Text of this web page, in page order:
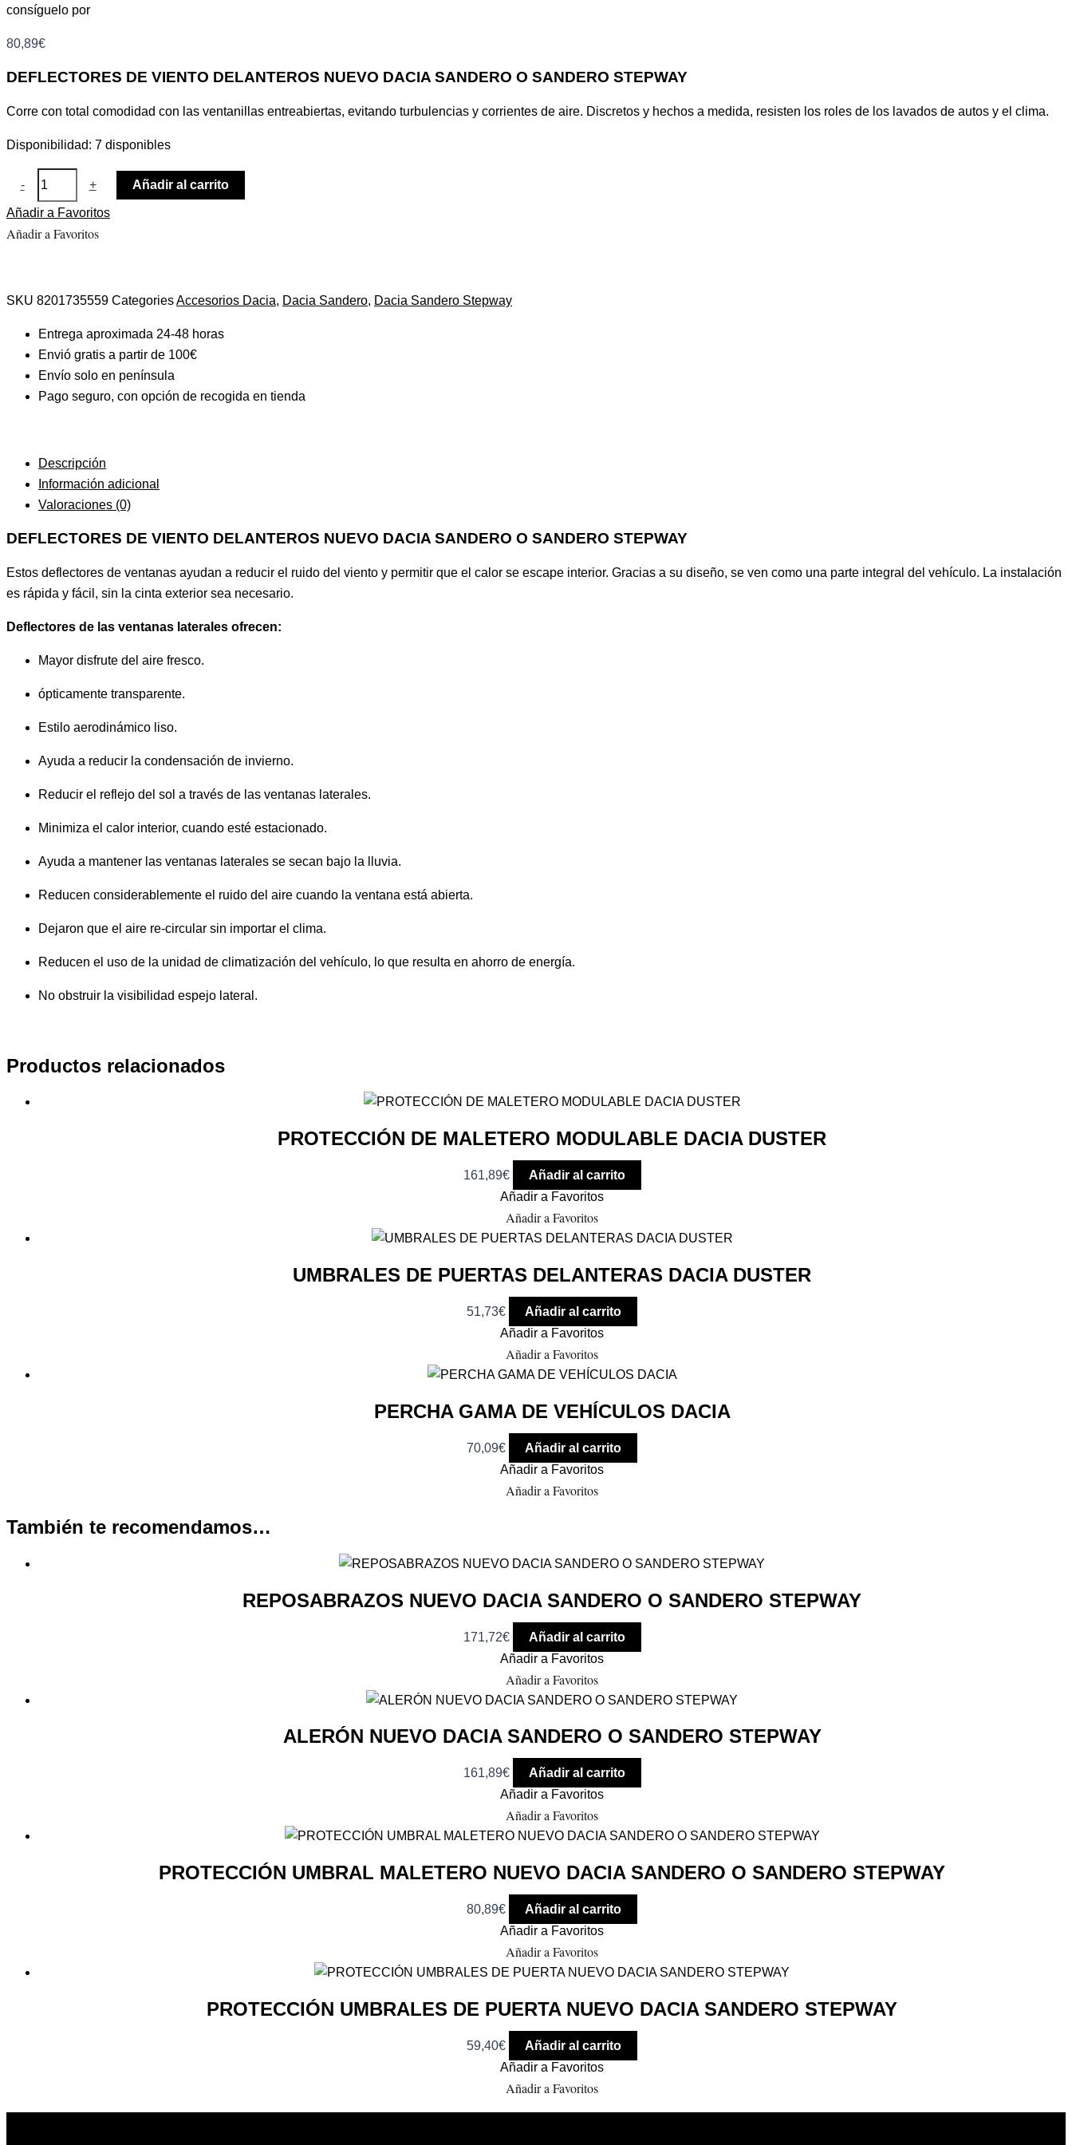
consíguelo por
80,89€
DEFLECTORES DE VIENTO DELANTEROS NUEVO DACIA SANDERO O SANDERO STEPWAY
Corre con total comodidad con las ventanillas entreabiertas, evitando turbulencias y corrientes de aire. Discretos y hechos a medida, resisten los roles de los lavados de autos y el clima.
Disponibilidad: 7 disponibles
- + Añadir al carrito
Añadir a Favoritos
Añadir a Favoritos
SKU 8201735559 CategoriesAccesorios Dacia, Dacia Sandero, Dacia Sandero Stepway
Entrega aproximada 24-48 horas
Envió gratis a partir de 100€
Envío solo en península
Pago seguro, con opción de recogida en tienda
Descripción
Información adicional
Valoraciones (0)
DEFLECTORES DE VIENTO DELANTEROS NUEVO DACIA SANDERO O SANDERO STEPWAY
Estos deflectores de ventanas ayudan a reducir el ruido del viento y permitir que el calor se escape interior. Gracias a su diseño, se ven como una parte integral del vehículo. La instalación
es rápida y fácil, sin la cinta exterior sea necesario.
Deflectores de las ventanas laterales ofrecen:
Mayor disfrute del aire fresco.
ópticamente transparente.
Estilo aerodinámico liso.
Ayuda a reducir la condensación de invierno.
Reducir el reflejo del sol a través de las ventanas laterales.
Minimiza el calor interior, cuando esté estacionado.
Ayuda a mantener las ventanas laterales se secan bajo la lluvia.
Reducen considerablemente el ruido del aire cuando la ventana está abierta.
Dejaron que el aire re-circular sin importar el clima.
Reducen el uso de la unidad de climatización del vehículo, lo que resulta en ahorro de energía.
No obstruir la visibilidad espejo lateral.
Productos relacionados
PROTECCIÓN DE MALETERO MODULABLE DACIA DUSTER
161,89€
Añadir al carrito
Añadir a Favoritos
Añadir a Favoritos
UMBRALES DE PUERTAS DELANTERAS DACIA DUSTER
51,73€
Añadir al carrito
Añadir a Favoritos
Añadir a Favoritos
PERCHA GAMA DE VEHÍCULOS DACIA
70,09€
Añadir al carrito
Añadir a Favoritos
Añadir a Favoritos
También te recomendamos…
REPOSABRAZOS NUEVO DACIA SANDERO O SANDERO STEPWAY
171,72€
Añadir al carrito
Añadir a Favoritos
Añadir a Favoritos
ALERÓN NUEVO DACIA SANDERO O SANDERO STEPWAY
161,89€
Añadir al carrito
Añadir a Favoritos
Añadir a Favoritos
PROTECCIÓN UMBRAL MALETERO NUEVO DACIA SANDERO O SANDERO STEPWAY
80,89€
Añadir al carrito
Añadir a Favoritos
Añadir a Favoritos
PROTECCIÓN UMBRALES DE PUERTA NUEVO DACIA SANDERO STEPWAY
59,40€
Añadir al carrito
Añadir a Favoritos
Añadir a Favoritos